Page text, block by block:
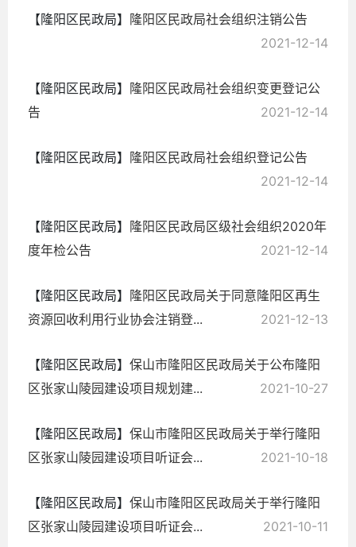
【隆阳区民政局】 隆阳区民政局社会组织注销公告
2021-12-14
【隆阳区民政局】 隆阳区民政局社会组织变更登记公
告
2021-12-14
【隆阳区民政局】 隆阳区民政局社会组织登记公告
2021-12-14
【隆阳区民政局】 隆阳区民政局区级社会组织2020年
度年检公告
2021-12-14
【隆阳区民政局】 隆阳区民政局关于同意隆阳区再生
资源回收利用行业协会注销登...
2021-12-13
【隆阳区民政局】 保山市隆阳区民政局关于公布隆阳
区张家山陵园建设项目规划建...
2021-10-27
【隆阳区民政局】 保山市隆阳区民政局关于举行隆阳
区张家山陵园建设项目听证会...
2021-10-18
【隆阳区民政局】 保山市隆阳区民政局关于举行隆阳
区张家山陵园建设项目听证会...
2021-10-11